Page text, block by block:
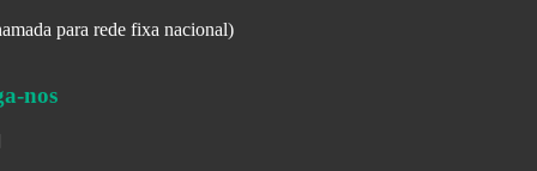
para rede fixa nacional)
nos